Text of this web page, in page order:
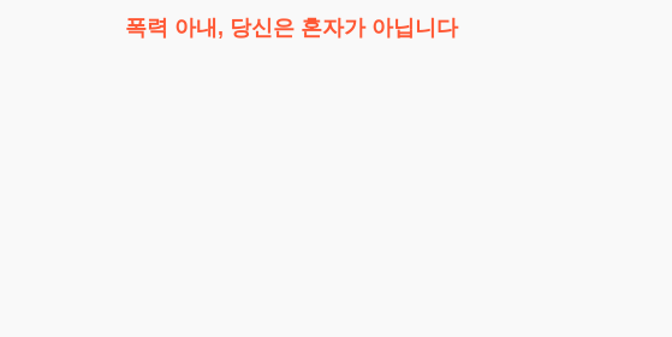
폭력 아내, 당신은 혼자가 아닙니다